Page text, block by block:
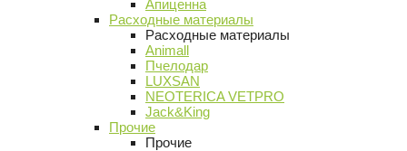
Апиценна
Расходные материалы
Расходные материалы
Animall
Пчелодар
LUXSAN
NEOTERICA VETPRO
Jack&King
Прочие
Прочие